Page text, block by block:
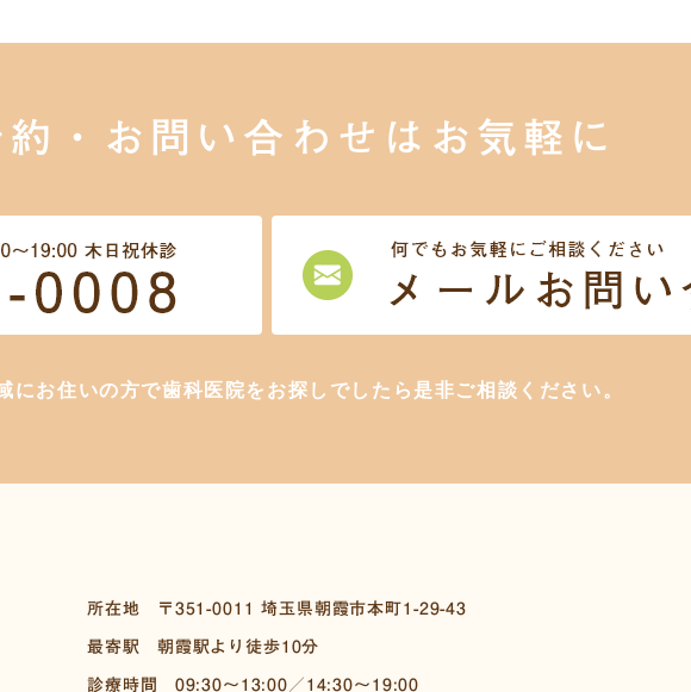
・お問い合わせは お気軽に
にお住いの方で歯科医院をお探しでしたら是非ご相談ください。
所在地 〒351-0011埼玉県朝霞市本町1-29-43
最寄駅 朝霞駅より徒歩10分
診療時間 09:30～13:00／14:30～19:00